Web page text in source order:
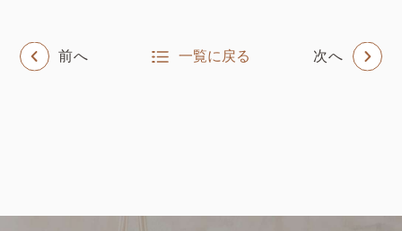
前へ 一覧に戻る 次へ